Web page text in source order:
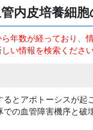
内皮培養細
年数が経っており、
い情報を検索ください
とアポトーシスが
の血管障害機序と破